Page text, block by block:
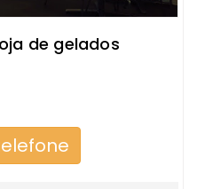
de gelados